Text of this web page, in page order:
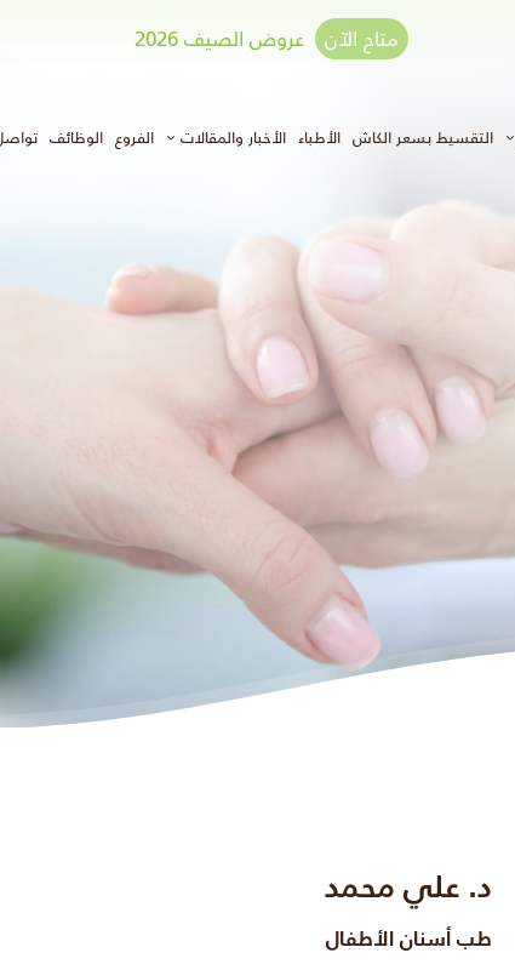
متاح الآن عروض الصيف 2026
التقسيط بسعر الكاش الأطباء الأخبار والمقالات الفروع الوظائف
د. علي محمد
طب أسنان الأطفال